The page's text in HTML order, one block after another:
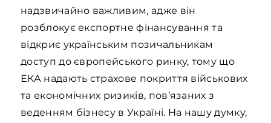
надзвичайно важливим, адже він
розблокує експортне фінансування та
відкриє українським позичальникам
доступ до європейського ринку, тому що
ЕКА надають страхове покриття військових
та економічних ризиків, пов’язаних з
веденням бізнесу в Україні. На нашу думку,